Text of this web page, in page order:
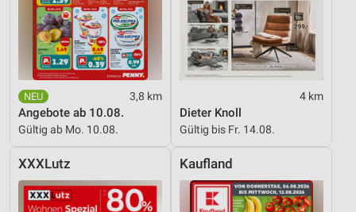
3,8 km
Angebote ab 10.08.
Gültig ab Mo. 10.08.
4 km
Dieter Knoll
Gültig bis Fr. 14.08.
XXXLutz Kaufland